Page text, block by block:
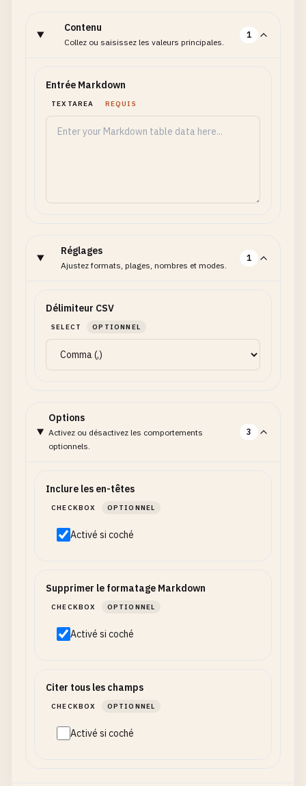
Contenu
Collez ou saisissez les valeurs principales.
1
Entrée Markdown
TEXTAREA REQUIS
Réglages
Ajustez formats, plages, nombres et modes.
1
Délimiteur CSV
SELECT OPTIONNEL
Options
Activez ou désactivez les comportements
optionnels.
3
Inclure les en-têtes
CHECKBOX OPTIONNEL
Activé si coché
Supprimer le formatage Markdown
CHECKBOX OPTIONNEL
Activé si coché
Citer tous les champs
CHECKBOX OPTIONNEL
Activé si coché